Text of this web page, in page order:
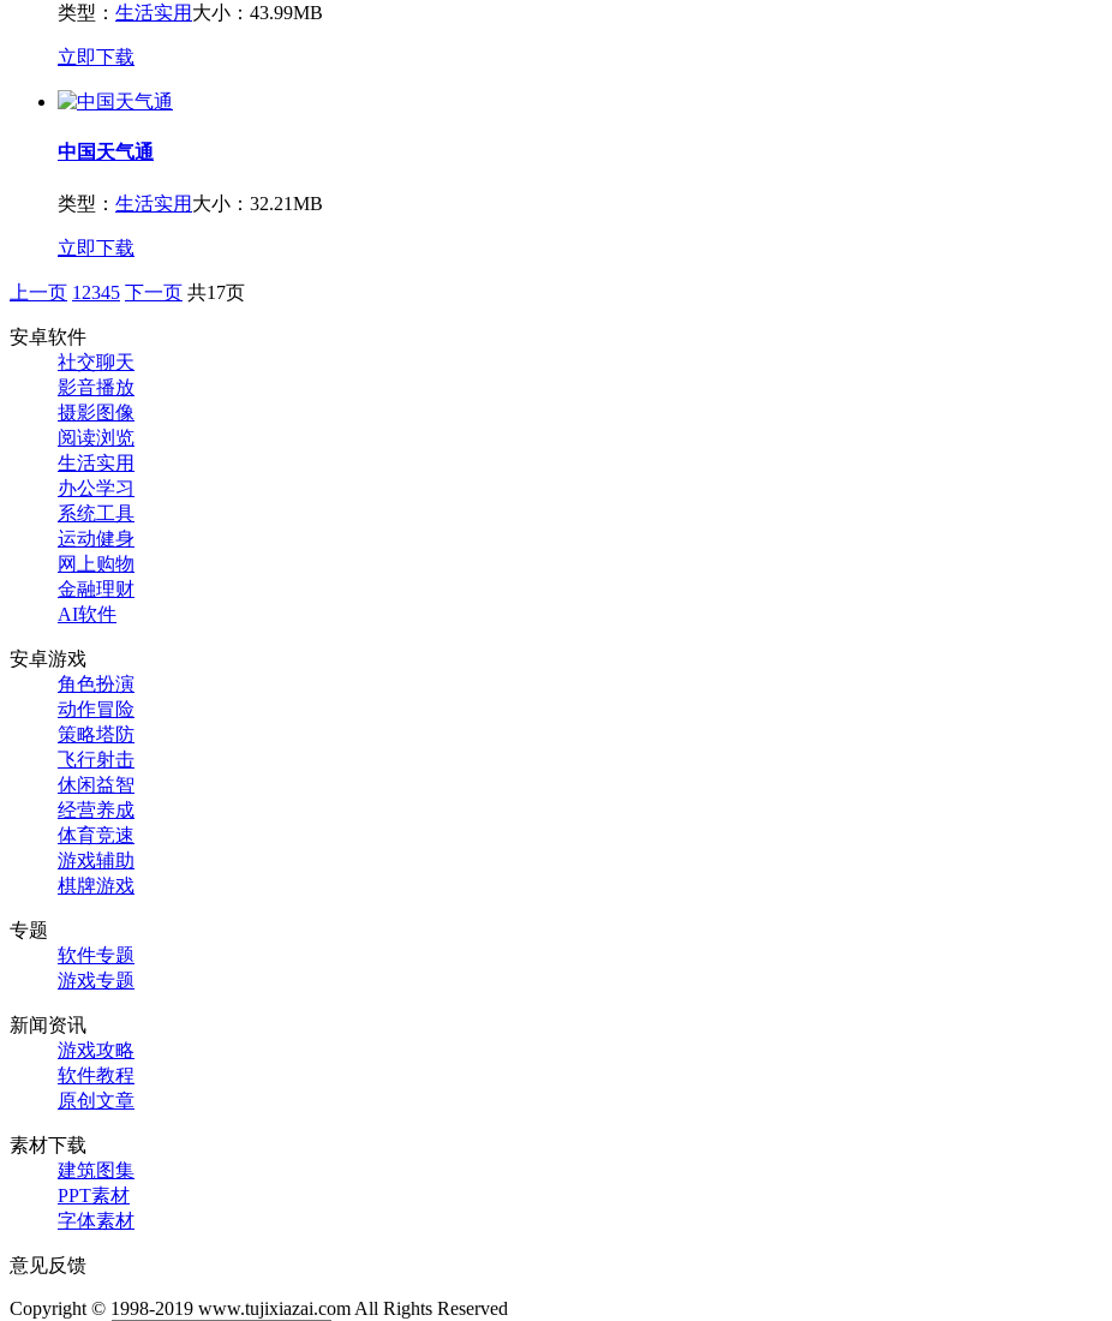
类型： 生活实用 大小：43.99MB
立即下载
中国天气通
类型： 生活实用 大小：32.21MB
立即下载
上一页 1 2345 下一页 共17页
安卓软件
社交聊天
影音播放
摄影图像
阅读浏览
生活实用
办公学习
系统工具
运动健身
网上购物
金融理财
AI软件
安卓游戏
角色扮演
动作冒险
策略塔防
飞行射击
休闲益智
经营养成
体育竞速
游戏辅助
棋牌游戏
专题
软件专题
游戏专题
新闻资讯
游戏攻略
软件教程
原创文章
素材下载
建筑图集
PPT素材
字体素材
意见反馈
Copyright © 1998-2019 www.tujixiazai.com All Rights Reserved